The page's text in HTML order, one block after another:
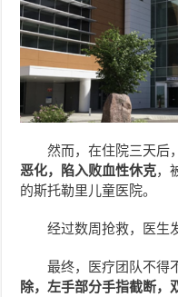
然而，在住院三天后
恶化，陷入败血性休克，
的斯托勒里儿童医院。
经过数周抢救，医生
最终，医疗团队不得
除，左手部分手指截断，